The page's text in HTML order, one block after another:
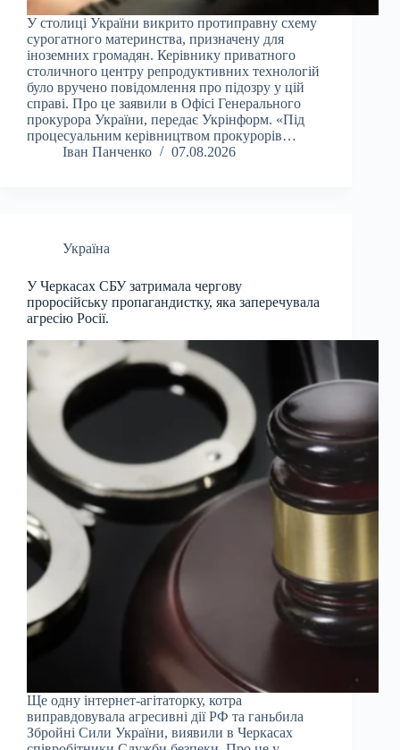
У столиці України викрито протиправну схему
сурогатного материнства, призначену для
іноземних громадян. Керівнику приватного
столичного центру репродуктивних технологій
було вручено повідомлення про підозру у цій
справі. Про це заявили в Офісі Генерального
прокурора України, передає Укрінформ. «Під
процесуальним керівництвом прокурорів…
Іван Панченко
07.08.2026
Україна
У Черкасах СБУ затримала чергову
проросійську пропагандистку, яка заперечувала
агресію Росії.
Ще одну інтернет-агітаторку, котра
виправдовувала агресивні дії РФ та ганьбила
Збройні Сили України, виявили в Черкасах